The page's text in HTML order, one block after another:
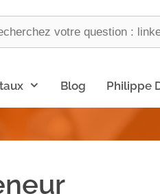
Blog Philippe